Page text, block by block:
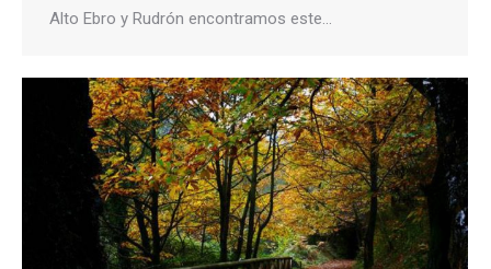
Alto Ebro y Rudrón encontramos este…